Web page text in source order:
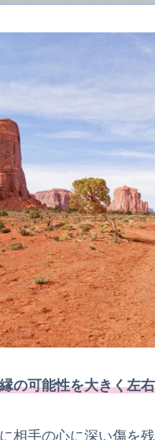
）
が悪かったかどうか簡単
きない別れ方をしてし
がゼロの場合、何をすべ
係を続けながら復縁は可
や誠意の伝え方はありま
できない別れ方を理解
の可能性を大きく左
相手の心に深い傷を